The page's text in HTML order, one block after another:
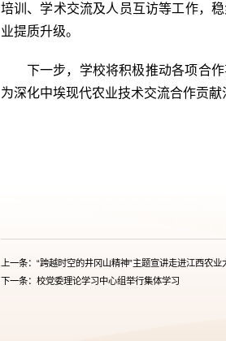
培训、学术交流及人员互访等工作，
业提质升级。
下一步，学校将积极推动各项合
为深化中埃现代农业技术交流合作贡献
上一条：“跨越时空的井冈山精神”主题宣讲走进江西农业
下一条：校党委理论学习中心组举行集体学习